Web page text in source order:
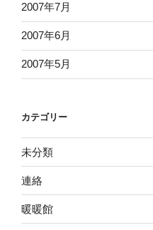
2007年7月
2007年6月
2007年5月
カテゴリー
未分類
連絡
暖暖館